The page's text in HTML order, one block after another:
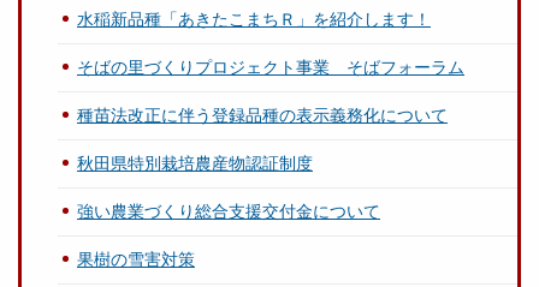
水稲新品種「あきたこまちＲ」を紹介します！
そばの里づくりプロジェクト事業 そばフォーラム
種苗法改正に伴う登録品種の表示義務化について
秋田県特別栽培農産物認証制度
強い農業づくり総合支援交付金について
果樹の雪害対策